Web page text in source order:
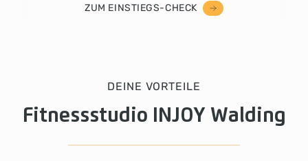
ZUM EINSTIEGS-CHECK
DEINE VORTEILE
Fitnessstudio INJOY Walding